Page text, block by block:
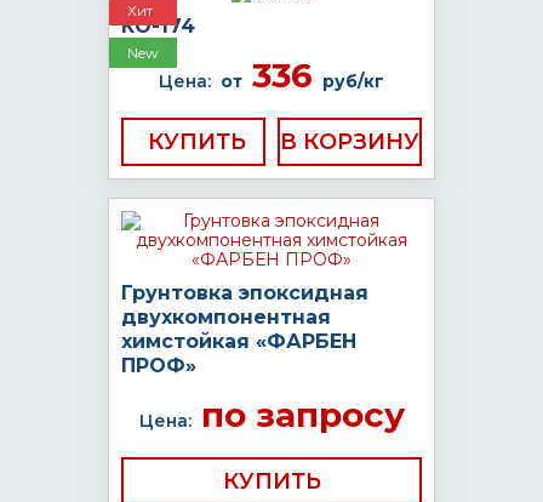
Хит
New
КО-174
Цена: от 336 руб/кг
КУПИТЬ
Грунтовка эпоксидная
двухкомпонентная
химстойкая «ФАРБЕН
ПРОФ»
Цена:по запросу
КУПИТЬ